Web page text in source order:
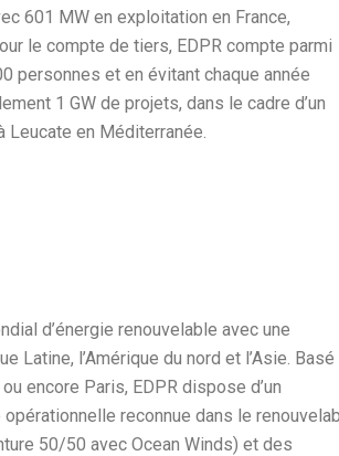
601 MW en exploitation en France,
le compte de tiers, EDPR compte parmi
personnes et en évitant chaque année
1 GW de projets, dans le cadre d’un
Leucate en Méditerranée.
d’énergie renouvelable avec une
Latine, l’Amérique du nord et l’Asie. Basé
encore Paris, EDPR dispose d’un
reconnue dans le
50/50 avec Ocean Winds) et des